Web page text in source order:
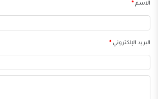
الاسم*
البريد الإلكتروني*